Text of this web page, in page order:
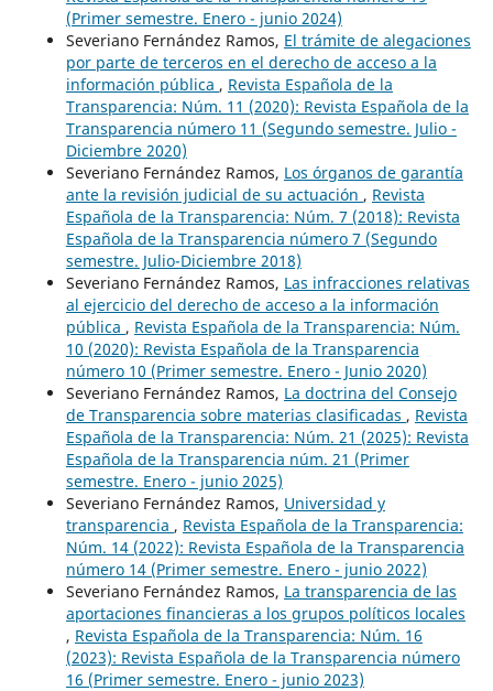
(Primer semestre. Enero - junio 2024)
Severiano Fernández Ramos, El trámite de alegaciones
por parte de terceros en el derecho de acceso a la
información pública , Revista Española de la
Transparencia: Núm. 11 (2020): Revista Española de la
Transparencia número 11 (Segundo semestre. Julio -
Diciembre 2020)
Severiano Fernández Ramos, Los órganos de garantía
ante la revisión judicial de su actuación , Revista
Española de la Transparencia: Núm. 7 (2018): Revista
Española de la Transparencia número 7 (Segundo
semestre. Julio-Diciembre 2018)
Severiano Fernández Ramos, Las infracciones relativas
al ejercicio del derecho de acceso a la información
pública , Revista Española de la Transparencia: Núm.
10 (2020): Revista Española de la Transparencia
número 10 (Primer semestre. Enero - Junio 2020)
Severiano Fernández Ramos, La doctrina del Consejo
de Transparencia sobre materias clasificadas , Revista
Española de la Transparencia: Núm. 21 (2025): Revista
Española de la Transparencia núm. 21 (Primer
semestre. Enero - junio 2025)
Severiano Fernández Ramos, Universidad y
transparencia , Revista Española de la Transparencia:
Núm. 14 (2022): Revista Española de la Transparencia
número 14 (Primer semestre. Enero - junio 2022)
Severiano Fernández Ramos, La transparencia de las
aportaciones financieras a los grupos políticos locales
, Revista Española de la Transparencia: Núm. 16
(2023): Revista Española de la Transparencia número
16 (Primer semestre. Enero - junio 2023)